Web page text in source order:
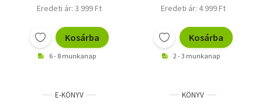
Eredeti ár: 3 999 Ft
Kosárba
6 - 8 munkanap
Eredeti ár: 4 999 Ft
Kosárba
2 - 3 munkanap
E-KÖNYV KÖNYV